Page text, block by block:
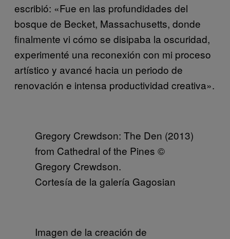
escribió: «Fue en las profundidades del
bosque de Becket, Massachusetts, donde
finalmente vi cómo se disipaba la oscuridad,
experimenté una reconexión con mi proceso
artístico y avancé hacia un periodo de
renovación e intensa productividad creativa».
Gregory Crewdson: The Den (2013)
from Cathedral of the Pines ©
Gregory Crewdson.
Cortesía de la galería Gagosian
Imagen de la creación de